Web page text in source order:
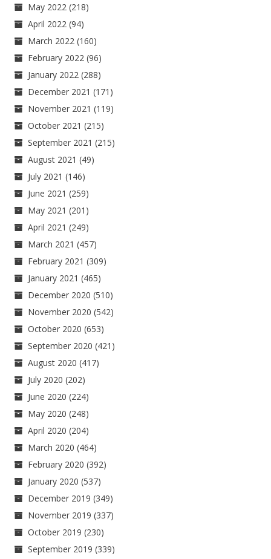
May 2022 (218)
April 2022 (94)
March 2022 (160)
February 2022 (96)
January 2022 (288)
December 2021 (171)
November 2021 (119)
October 2021 (215)
September 2021 (215)
August 2021 (49)
July 2021 (146)
June 2021 (259)
May 2021 (201)
April 2021 (249)
March 2021 (457)
February 2021 (309)
January 2021 (465)
December 2020 (510)
November 2020 (542)
October 2020 (653)
September 2020 (421)
August 2020 (417)
July 2020 (202)
June 2020 (224)
May 2020 (248)
April 2020 (204)
March 2020 (464)
February 2020 (392)
January 2020 (537)
December 2019 (349)
November 2019 (337)
October 2019 (230)
September 2019 (339)